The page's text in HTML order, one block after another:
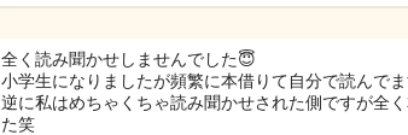
全く読み聞かせしませんでした😇
小学生になりましたが頻繁に本借りて自分で読んでま
逆に私はめちゃくちゃ読み聞かせされた側ですが全
た笑